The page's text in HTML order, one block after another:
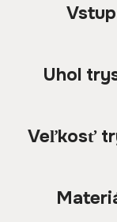
Vstup
Uhol
Veľkosť